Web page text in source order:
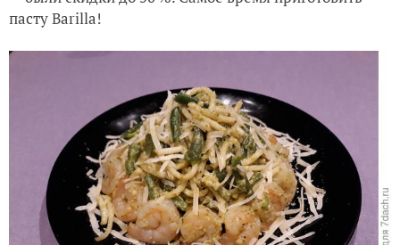
пасту Barilla!